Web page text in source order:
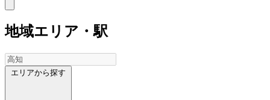
地域エリア・駅
エリアから探す